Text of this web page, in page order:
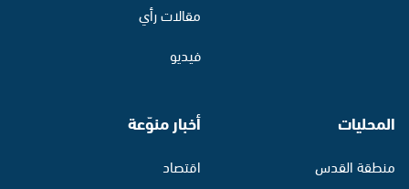
مقالات رأي
فيديو
المحليات
منطقة القدس
أخبار منوّعة
اقتصاد